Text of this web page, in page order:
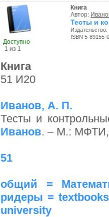
Доступно
1 из 1
Книга
Автор:
Тесты и
Издательство:
ISBN 5-89155-
Книга
51 И20
Иванов, А. П.
Тесты и
Иванов. – М.: МФТИ,
51
общий =
ридеры =
university